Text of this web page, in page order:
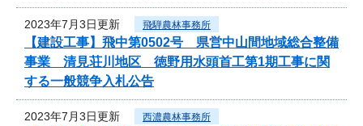
2023年7月3日更新 飛騨農林事務所
【建設工事】飛中第0502号 県営中山間地域総合整備
事業 清見荘川地区 徳野用水頭首工第1期工事に関
する一般競争入札公告
2023年7月3日更新 西濃農林事務所